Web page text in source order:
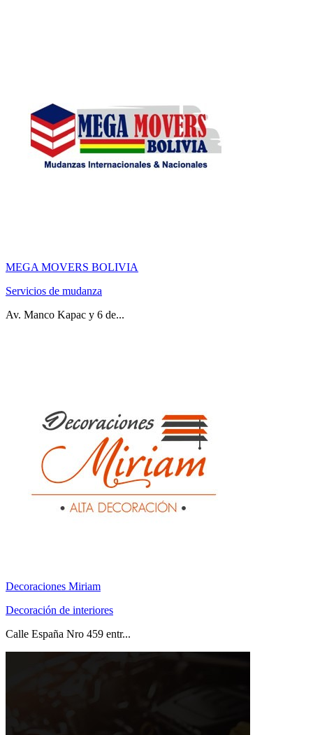
MEGA MOVERS BOLIVIA
Servicios de mudanza
Av. Manco Kapac y 6 de...
Decoraciones Miriam
Decoración de interiores
Calle España Nro 459 entr...